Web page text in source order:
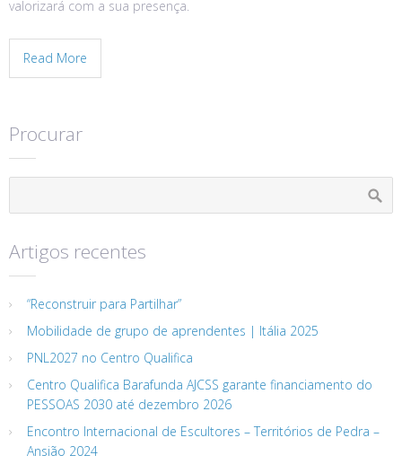
valorizará com a sua presença.
Read More
Procurar
Artigos recentes
“Reconstruir para Partilhar”
Mobilidade de grupo de aprendentes | Itália 2025
PNL2027 no Centro Qualifica
Centro Qualifica Barafunda AJCSS garante financiamento do
PESSOAS 2030 até dezembro 2026
Encontro Internacional de Escultores – Territórios de Pedra –
Ansião 2024